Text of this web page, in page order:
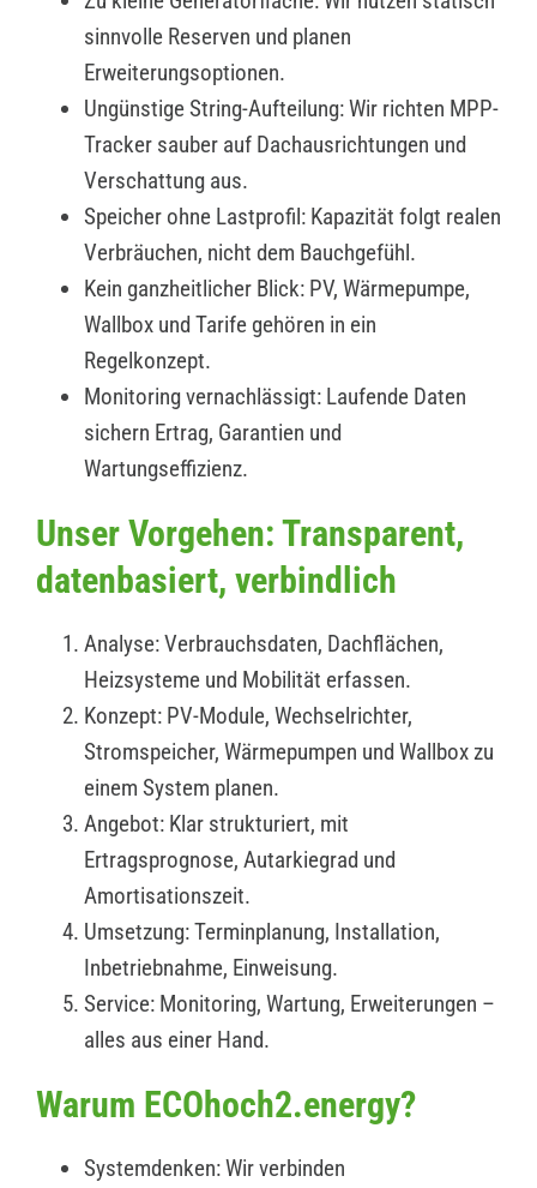
sinnvolle Reserven und planen
Erweiterungsoptionen.
Ungünstige String-Aufteilung: Wir richten MPP-
Tracker sauber auf Dachausrichtungen und
Verschattung aus.
Speicher ohne Lastprofil: Kapazität folgt realen
Verbräuchen, nicht dem Bauchgefühl.
Kein ganzheitlicher Blick: PV, Wärmepumpe,
Wallbox und Tarife gehören in ein
Regelkonzept.
Monitoring vernachlässigt: Laufende Daten
sichern Ertrag, Garantien und
Wartungseffizienz.
Unser Vorgehen: Transparent,
datenbasiert, verbindlich
Analyse: Verbrauchsdaten, Dachflächen,
Heizsysteme und Mobilität erfassen.
Konzept: PV-Module, Wechselrichter,
Stromspeicher, Wärmepumpen und Wallbox zu
einem System planen.
Angebot: Klar strukturiert, mit
Ertragsprognose, Autarkiegrad und
Amortisationszeit.
Umsetzung: Terminplanung, Installation,
Inbetriebnahme, Einweisung.
Service: Monitoring, Wartung, Erweiterungen –
alles aus einer Hand.
Warum ECOhoch2.energy?
Systemdenken: Wir verbinden